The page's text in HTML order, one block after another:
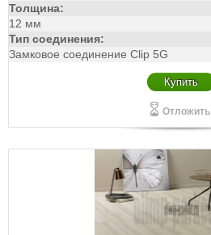
Толщина:
12 мм
Тип соединения:
Замковое соединение Clip 5G
Купить
Отложить